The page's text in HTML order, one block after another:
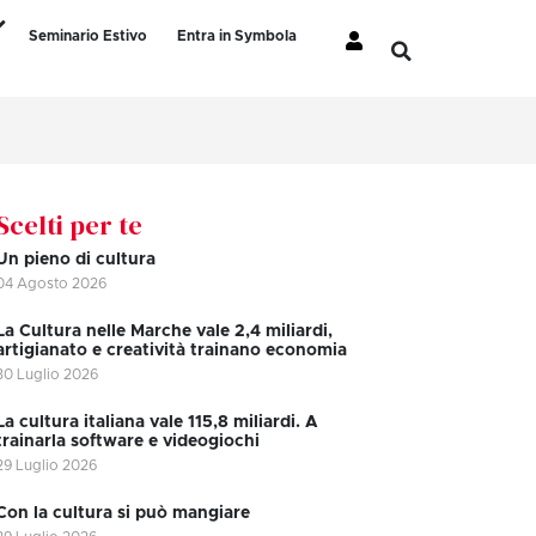
Seminario Estivo
Entra in Symbola
per te
pieno di cultura
Agosto 2026
La Cultura nelle Marche vale 2,4 miliardi,
e creatività trainano economia
Luglio 2026
La cultura italiana vale 115,8 miliardi. A
software e videogiochi
Luglio 2026
la cultura si può mangiare